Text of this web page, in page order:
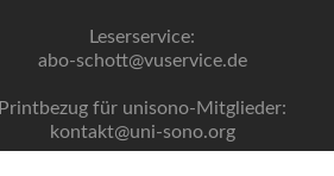
Leserservice:
abo-schott@vuservice.de
Printbezug für unisono-Mitglieder:
kontakt@uni-sono.org